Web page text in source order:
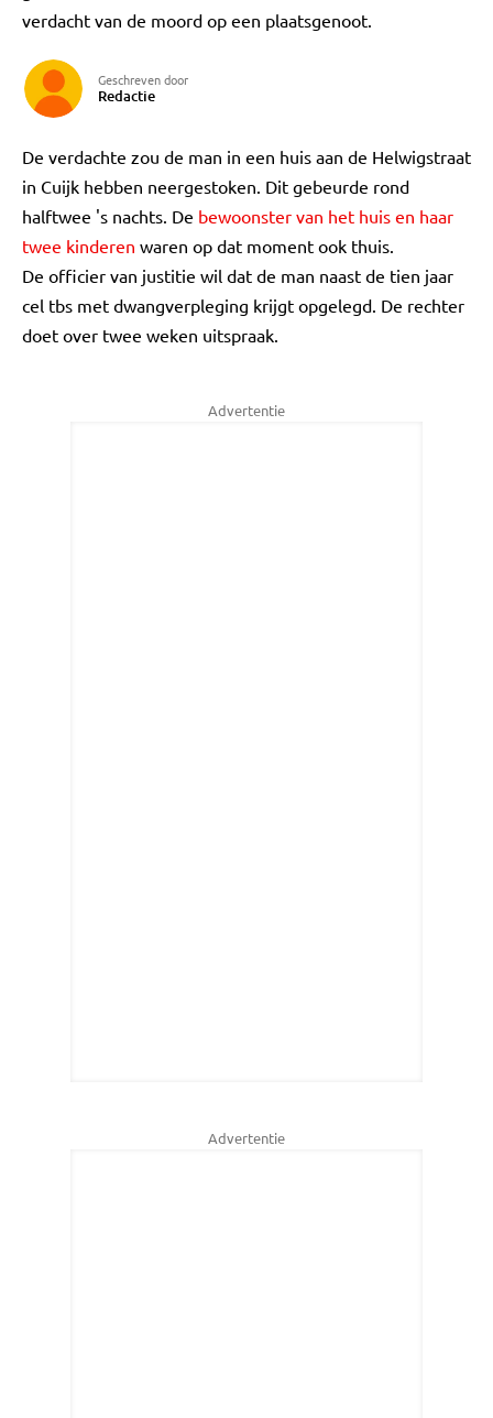
verdacht van de moord op een plaatsgenoot.
Geschreven door
Redactie
De verdachte zou de man in een huis aan de Helwigstraat
in Cuijk hebben neergestoken. Dit gebeurde rond
halftwee 's nachts. De bewoonster van het huis en haar
twee kinderen waren op dat moment ook thuis.
De officier van justitie wil dat de man naast de tien jaar
cel tbs met dwangverpleging krijgt opgelegd. De rechter
doet over twee weken uitspraak.
Advertentie
Advertentie